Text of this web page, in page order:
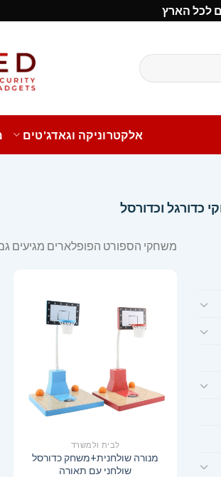
לכל הארץ
אלקטרוניקה וגאדג'טים
כדורגל וכדורסל
משחקי הספורט הפופלארים מגיעים גם
לבית ולמשרד
מנורה שולחנית+משחק כדורסל
שולחני עם תאורה